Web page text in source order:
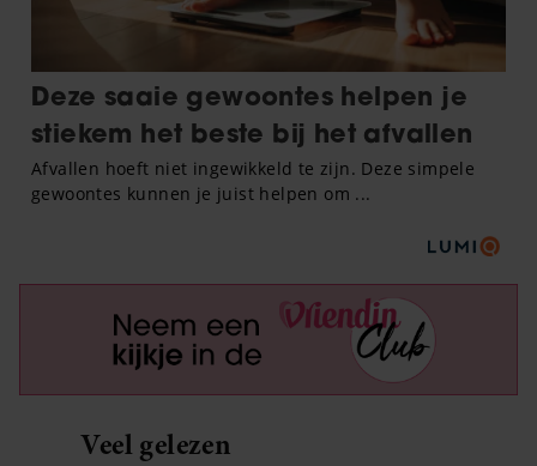
Veel gelezen